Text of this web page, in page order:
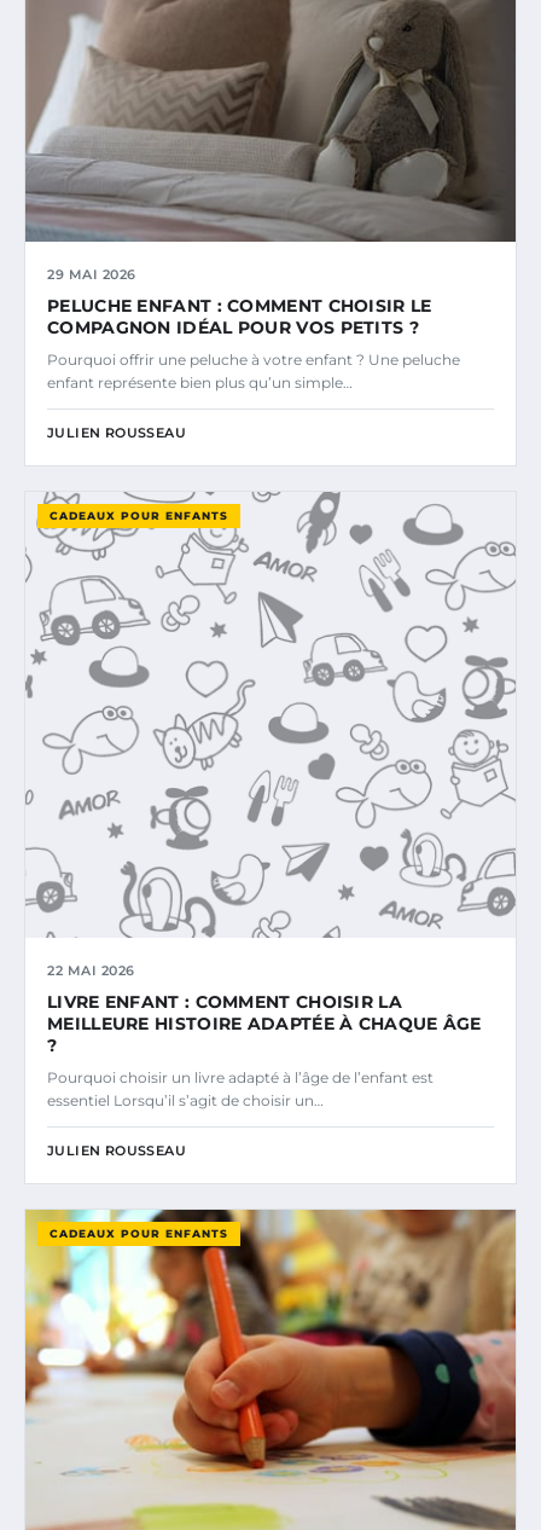
29 MAI 2026
PELUCHE ENFANT : COMMENT CHOISIR LE
COMPAGNON IDÉAL POUR VOS PETITS ?
Pourquoi offrir une peluche à votre enfant ? Une peluche
enfant représente bien plus qu’un simple…
JULIEN ROUSSEAU
CADEAUX POUR ENFANTS
22 MAI 2026
LIVRE ENFANT : COMMENT CHOISIR LA
MEILLEURE HISTOIRE ADAPTÉE À CHAQUE ÂGE
?
Pourquoi choisir un livre adapté à l’âge de l’enfant est
essentiel Lorsqu’il s’agit de choisir un…
JULIEN ROUSSEAU
CADEAUX POUR ENFANTS